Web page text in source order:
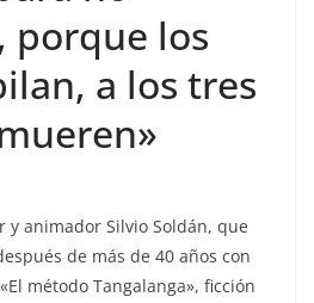
porque los
a los tres
y animador Silvio Soldán, que
de más de 40 años con
método Tangalanga», ficción